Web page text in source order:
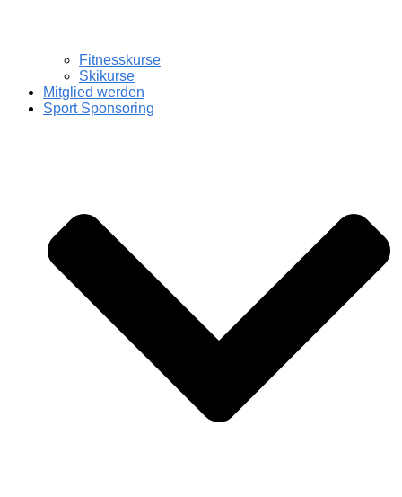
Fitnesskurse
Skikurse
Mitglied werden
Sport Sponsoring